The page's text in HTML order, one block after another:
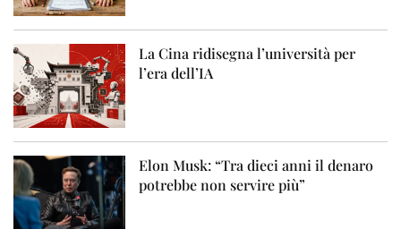
La Cina ridisegna l’università per
l’era dell’IA
Elon Musk: “Tra dieci anni il denaro
potrebbe non servire più”